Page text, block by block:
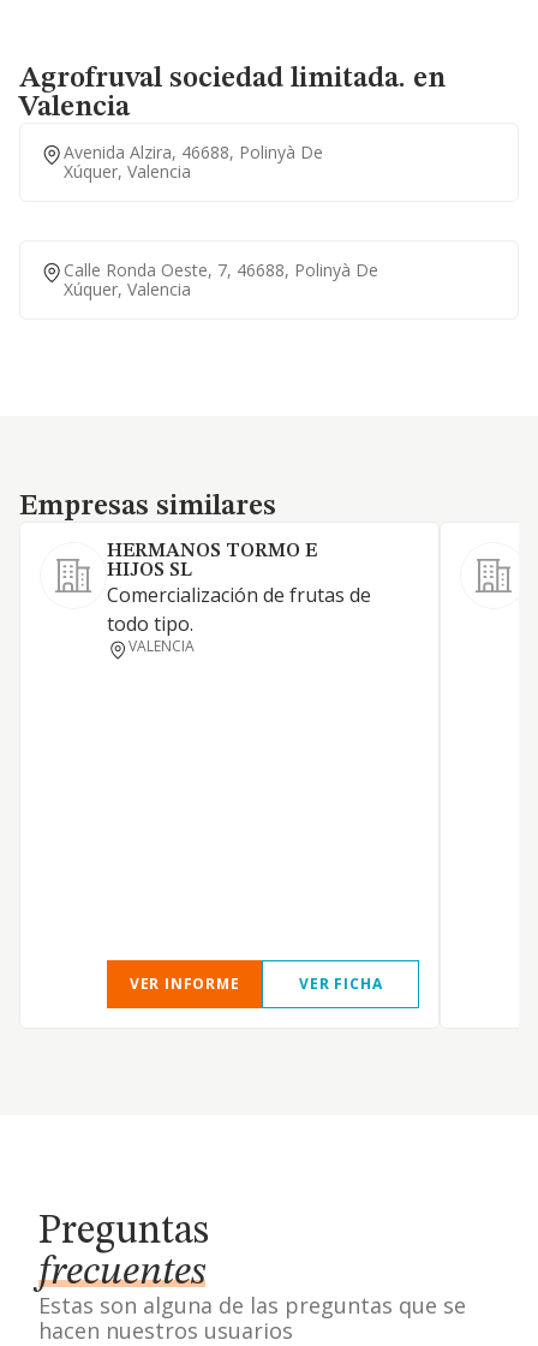
Agrofruval sociedad limitada. en
Valencia
Avenida Alzira, 46688, Polinyà De
Xúquer, Valencia
Calle Ronda Oeste, 7, 46688, Polinyà De
Xúquer, Valencia
Empresas similares
Empresas similares
HERMANOS TORMO E
HIJOS SL
Comercialización de frutas de
todo tipo.
VALENCIA
VER INFORME VER FICHA
Preguntas
frecuentes
Estas son alguna de las preguntas que se
hacen nuestros usuarios